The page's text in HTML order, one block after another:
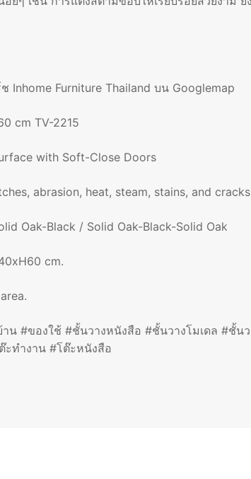
Inhome Furniture Thailand บน Googlemap
cm TV-2215
with Soft-Close Doors
abrasion, heat, steam, stains, and cracks
Oak-Black / Solid Oak-Black-Solid Oak
cm.
น #ของใช้ #ชั้นวางหนังสือ #ชั้นวางโมเดล #ชั้น
ะทำงาน #โต๊ะหนังสือ